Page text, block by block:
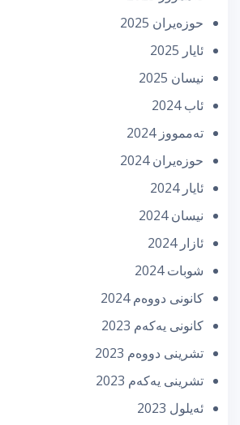
حوزه‌یران 2025
ئایار 2025
نیسان 2025
ئاب 2024
تەممووز 2024
حوزه‌یران 2024
ئایار 2024
نیسان 2024
ئازار 2024
شوبات 2024
كانونی دووه‌م 2024
كانونی یه‌كه‌م 2023
تشرینی دووه‌م 2023
تشرینی یه‌كه‌م 2023
ئه‌یلول 2023